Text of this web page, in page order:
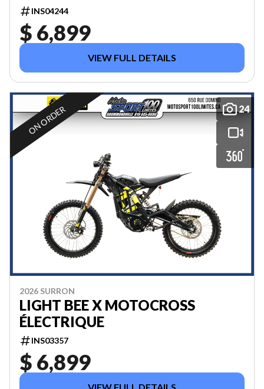
INS04244
$ 6,899
VIEW FULL DETAILS
24
ON ORDER
2026 SURRON
LIGHT BEE X MOTOCROSS
ÉLECTRIQUE
INS03357
$ 6,899
VIEW FULL DETAILS